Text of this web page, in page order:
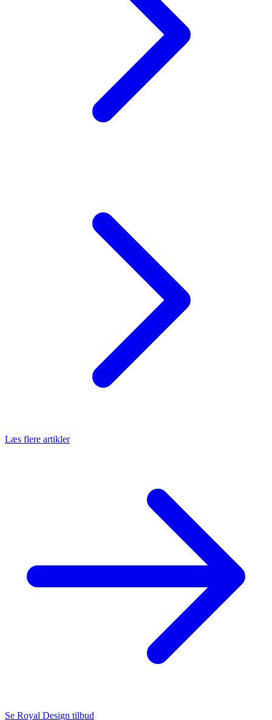
Læs flere artikler
Se Royal Design tilbud